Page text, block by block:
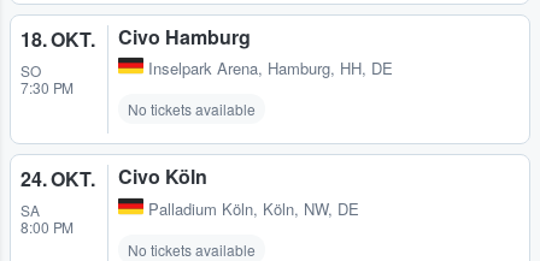
18. OKT.
SO
7:30 PM
Civo Hamburg
Inselpark Arena, Hamburg, HH, DE
No tickets available
24. OKT.
SA
8:00 PM
Civo Köln
Palladium Köln, Köln, NW, DE
No tickets available